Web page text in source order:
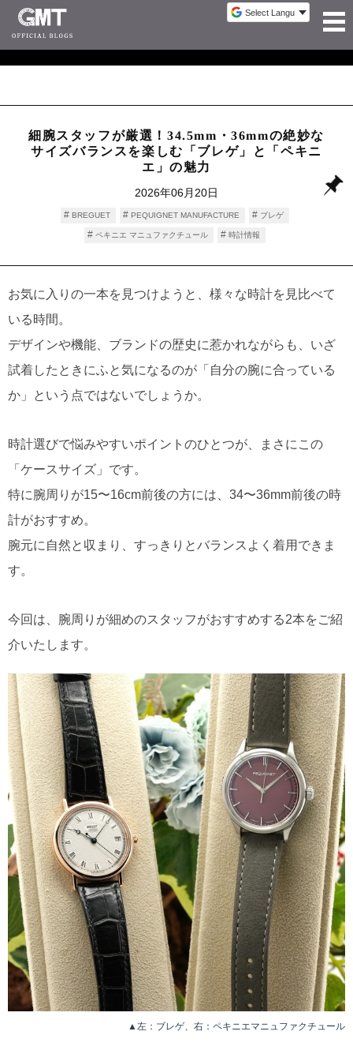
細腕スタッフが厳選！34.5mm・36mmの絶妙な
サイズバランスを楽しむ「ブレゲ」と「ペキニ
エ」の魅力
2026年06月20日
BREGUET PEQUIGNET MANUFACTURE ブレゲ
ペキニエ マニュファクチュール 時計情報
お気に入りの一本を見つけようと、様々な時計を見比べて
いる時間。
デザインや機能、ブランドの歴史に惹かれながらも、いざ
試着したときにふと気になるのが「自分の腕に合っている
か」という点ではないでしょうか。
時計選びで悩みやすいポイントのひとつが、まさにこの
「ケースサイズ」です。
特に腕周りが15〜16cm前後の方には、34〜36mm前後の時
計がおすすめ。
腕元に自然と収まり、すっきりとバランスよく着用できま
す。
今回は、腕周りが細めのスタッフがおすすめする2本をご紹
介いたします。
▲左：ブレゲ、右：ペキニエマニュファクチュール